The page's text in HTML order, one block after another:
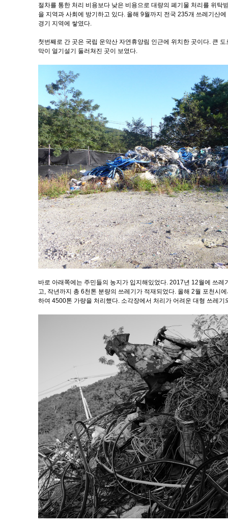
절차를 통한 처리 비용보다 낮은 비용으로 대량의 폐기물 처리를 위탁
을 지역과 사회에 방기하고 있다. 올해 9월까지 전국 235개 쓰레기산
경기 지역에 쌓였다.
첫번째로 간 곳은 국립 운악산 자연휴양림 인근에 위치한 곳이다. 큰
막이 얼기설기 둘러쳐진 곳이 보였다.
바로 아래쪽에는 주민들의 농지가 입지해있었다. 2017년 12월에 쓰
고, 작년까지 총 6천톤 분량의 쓰레기가 적재되었다. 올해 2월 포천시
하여 4500톤 가량을 처리했다. 소각장에서 처리가 어려운 대형 쓰레